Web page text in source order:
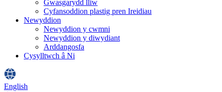
Gwasgarydd lliw
Cyfansoddion plastig pren Ireidiau
Newyddion
Newyddion y cwmni
Newyddion y diwydiant
Arddangosfa
Cysylltwch â Ni
English